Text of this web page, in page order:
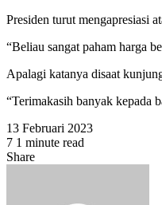
Presiden turut mengapresiasi
“Beliau sangat paham harga
Apalagi katanya disaat
“Terimakasih banyak kepada
13 Februari 2023
7 1 minute read
Facebook
Twitter
WhatsApp
Share